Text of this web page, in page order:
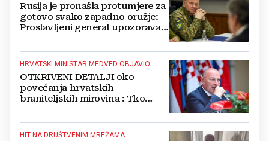
Rusija je pronašla protumjere za
gotovo svako zapadno oružje:
Proslavljeni general upozorava
HRVATSKI MINISTAR MEDVED OBJAVIO
OTKRIVENI DETALJI oko
povećanja hrvatskih
braniteljskih mirovina : Tko
HIT NA DRUŠTVENIM MREŽAMA